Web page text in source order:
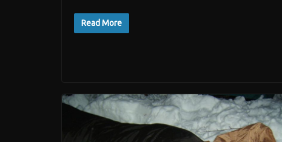
Read More